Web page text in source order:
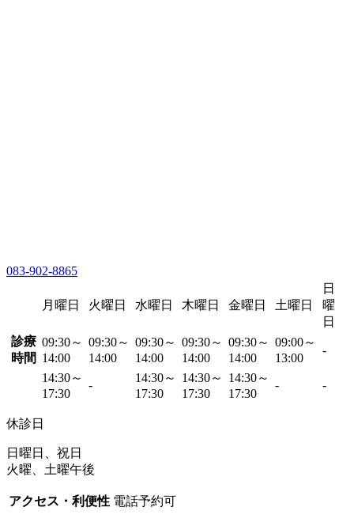
083-902-8865
月曜日 火曜日 水曜日 木曜日 金曜日 土曜日
日
曜
日
診療
時間
09:30～
14:00
09:30～
14:00
09:30～
14:00
09:30～
14:00
09:30～
14:00
09:00～
13:00
-
14:30～
17:30
-
14:30～
17:30
14:30～
17:30
14:30～
17:30
- -
休診日
日曜日、祝日
火曜、土曜午後
アクセス・利便性 電話予約可